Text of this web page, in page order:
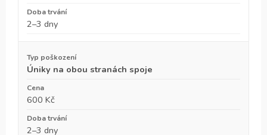
2–3 dny
Úniky na obou stranách spoje
600 Kč
2–3 dny